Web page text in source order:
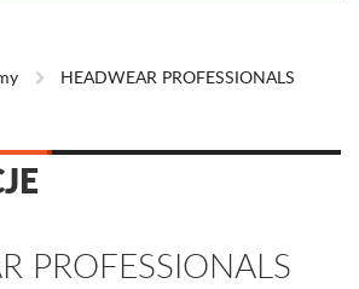
HEADWEAR PROFESSIONALS
PROFESSIONALS